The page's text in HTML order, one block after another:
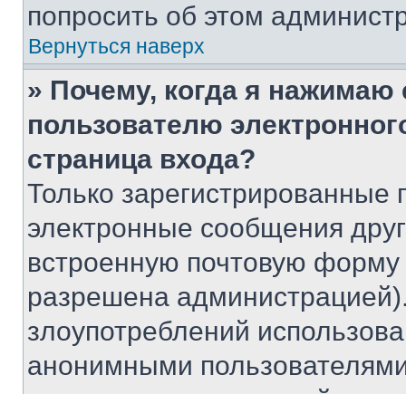
попросить об этом
Вернуться наверх
» Почему, когда я нажимаю
пользователю
страница входа?
Только зарегистрированные
электронные сообщения
встроенную почтовую
разрешена
злоупотреблений
анонимными